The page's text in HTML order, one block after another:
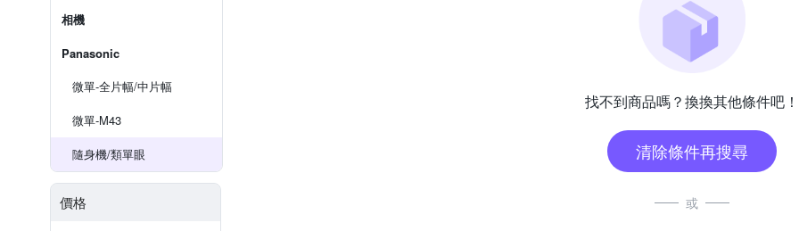
相機
Panasonic
微單-全片幅/中片幅
微單-M43
隨身機/類單眼
價格
找不到商品嗎？換換其他條件吧！
清除條件再搜尋
或